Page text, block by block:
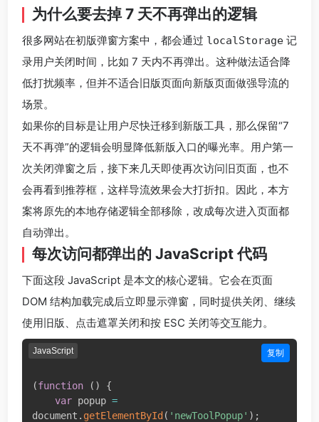
为什么要去掉 7 天不再弹出的逻辑
很多网站在初版弹窗方案中，都会通过 localStorage 记
录用户关闭时间，比如 7 天内不再弹出。这种做法适合降
低打扰频率，但并不适合旧版页面向新版页面做强导流的
场景。
如果你的目标是让用户尽快迁移到新版工具，那么保留“7
天不再弹”的逻辑会明显降低新版入口的曝光率。用户第一
次关闭弹窗之后，接下来几天即使再次访问旧页面，也不
会再看到推荐框，这样导流效果会大打折扣。因此，本方
案将原先的本地存储逻辑全部移除，改成每次进入页面都
自动弹出。
每次访问都弹出的 JavaScript 代码
下面这段 JavaScript 是本文的核心逻辑。它会在页面
DOM 结构加载完成后立即显示弹窗，同时提供关闭、继续
使用旧版、点击遮罩关闭和按 ESC 关闭等交互能力。
(function ( )
{
var popup =
document . getElementById ( 'newToolPopup' ) ;
JavaScript 复制